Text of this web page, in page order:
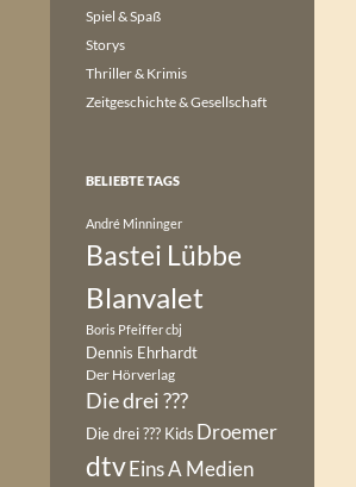
Spiel & Spaß
Storys
Thriller & Krimis
Zeitgeschichte & Gesellschaft
BELIEBTE TAGS
André Minninger
Bastei Lübbe
Blanvalet
Boris Pfeiffercbj
Dennis Ehrhardt
Der Hörverlag
Die drei ???
Die drei ??? Kids Droemer
dtvEins A Medien